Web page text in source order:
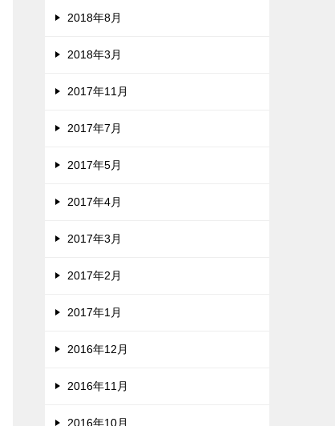
2018年8月
2018年3月
2017年11月
2017年7月
2017年5月
2017年4月
2017年3月
2017年2月
2017年1月
2016年12月
2016年11月
2016年10月